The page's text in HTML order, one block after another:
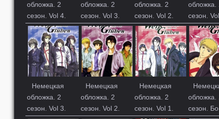
обложка. 2
сезон. Vol 4.
обложка. 2
сезон. Vol 3.
обложка. 2
сезон. Vol 2.
обложка.
сезон.
Немецкая
обложка. 2
сезон. Vol 3.
Немецкая
обложка. 2
сезон. Vol 2.
Немецкая
обложка. 2
сезон. Vol 1.
обложка.
сезон.